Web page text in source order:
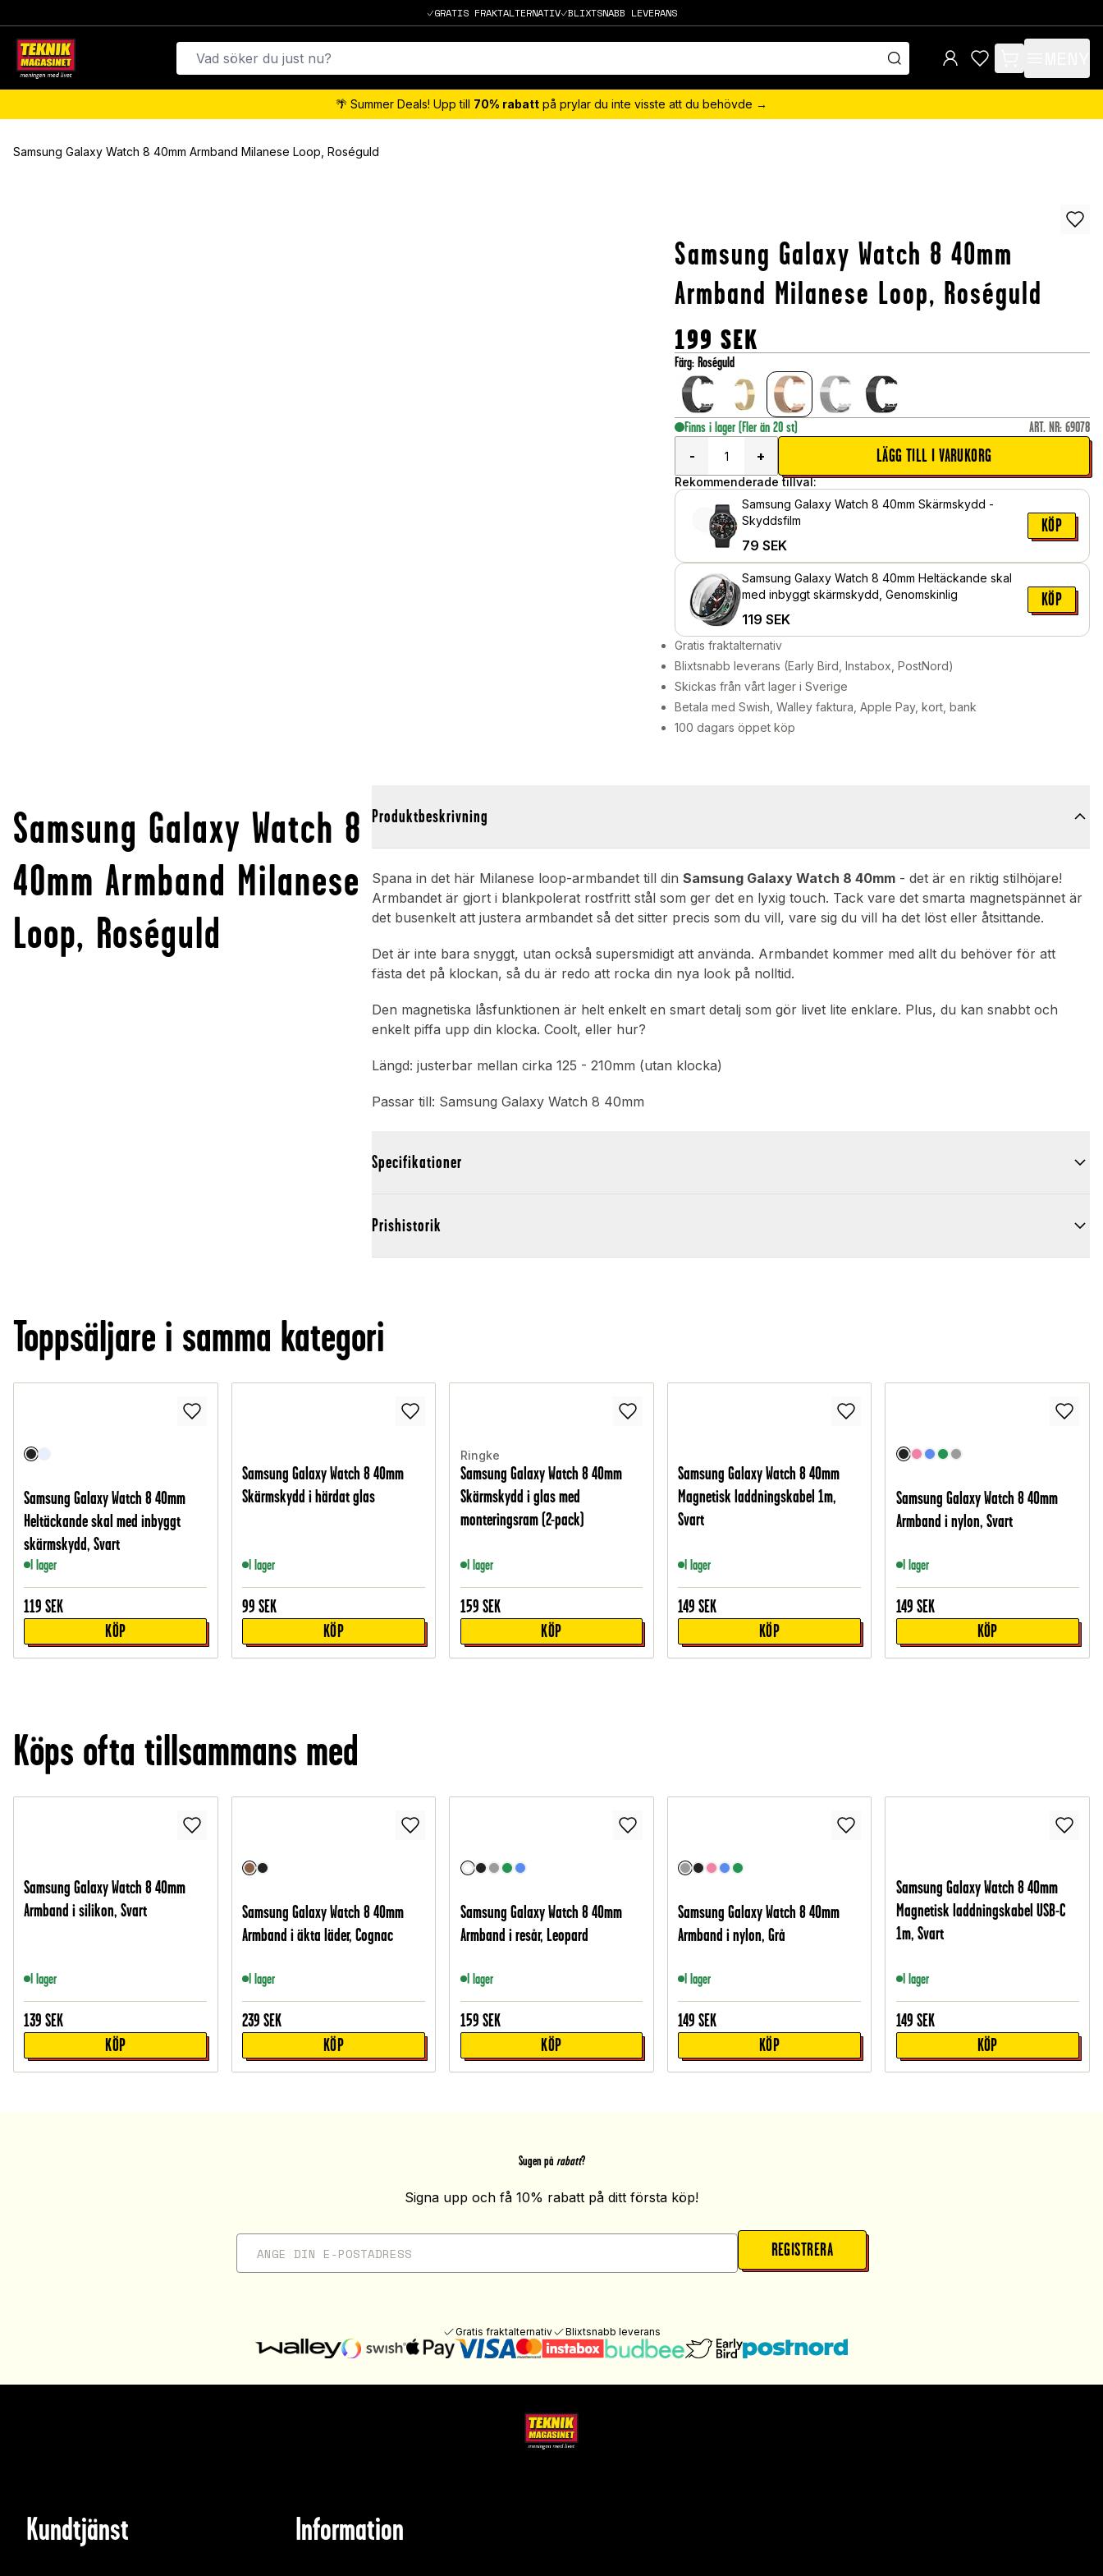
GRATIS FRAKTALTERNATIV BLIXTSNABB LEVERANS
items in cart, view
🌴 Summer Deals! Upp till 70% rabatt på prylar du inte visste att du behövde →
Samsung Galaxy Watch 8 40mm Armband Milanese Loop, Roséguld
Samsung Galaxy Watch 8 40mm
Armband Milanese Loop, Roséguld
199 SEK
Färg: Roséguld
Finns i lager (Fler än 20 st) ART. NR: 69078
-
+ LÄGG TILL I VARUKORG
Rekommenderade tillval:
Samsung Galaxy Watch 8 40mm Skärmskydd -
Skyddsfilm
79 SEK
KÖP
Samsung Galaxy Watch 8 40mm Heltäckande skal
med inbyggt skärmskydd, Genomskinlig
119 SEK
KÖP
Gratis fraktalternativ
Blixtsnabb leverans (Early Bird, Instabox, PostNord)
Skickas från vårt lager i Sverige
Betala med Swish, Walley faktura, Apple Pay, kort, bank
100 dagars öppet köp
Samsung Galaxy Watch 8
40mm Armband Milanese
Loop, Roséguld
Produktbeskrivning
Spana in det här Milanese loop-armbandet till dinSamsung Galaxy Watch 8 40mm - det är en riktig stilhöjare!
Armbandet är gjort i blankpolerat rostfritt stål som ger det en lyxig touch. Tack vare det smarta magnetspännet är
det busenkelt att justera armbandet så det sitter precis som du vill, vare sig du vill ha det löst eller åtsittande.
Det är inte bara snyggt, utan också supersmidigt att använda. Armbandet kommer med allt du behöver för att
fästa det på klockan, så du är redo att rocka din nya look på nolltid.
Den magnetiska låsfunktionen är helt enkelt en smart detalj som gör livet lite enklare. Plus, du kan snabbt och
enkelt piffa upp din klocka. Coolt, eller hur?
Längd: justerbar mellan cirka 125 - 210mm (utan klocka)
Passar till: Samsung Galaxy Watch 8 40mm
Specifikationer
Prishistorik
Toppsäljare i samma kategori
Samsung Galaxy Watch 8 40mm
Heltäckande skal med inbyggt
skärmskydd, Svart
I lager
119 SEK
KÖP
Samsung Galaxy Watch 8 40mm
Skärmskydd i härdat glas
I lager
99 SEK
KÖP
Ringke
Samsung Galaxy Watch 8 40mm
Skärmskydd i glas med
monteringsram (2-pack)
I lager
159 SEK
KÖP
Samsung Galaxy Watch 8 40mm
Magnetisk laddningskabel 1m,
Svart
I lager
149 SEK
KÖP
Samsung Galaxy Watch 8 40mm
Armband i nylon, Svart
I lager
149 SEK
KÖP
Köps ofta tillsammans med
Samsung Galaxy Watch 8 40mm
Armband i silikon, Svart
I lager
139 SEK
KÖP
Samsung Galaxy Watch 8 40mm
Armband i äkta läder, Cognac
I lager
239 SEK
KÖP
Samsung Galaxy Watch 8 40mm
Armband i resår, Leopard
I lager
159 SEK
KÖP
Samsung Galaxy Watch 8 40mm
Armband i nylon, Grå
I lager
149 SEK
KÖP
Samsung Galaxy Watch 8 40mm
Magnetisk laddningskabel USB-C
1m, Svart
I lager
149 SEK
KÖP
Sugen på rabatt?
Signa upp och få 10% rabatt på ditt första köp!
REGISTRERA
Gratis fraktalternativ Blixtsnabb leverans
Kundtjänst Information